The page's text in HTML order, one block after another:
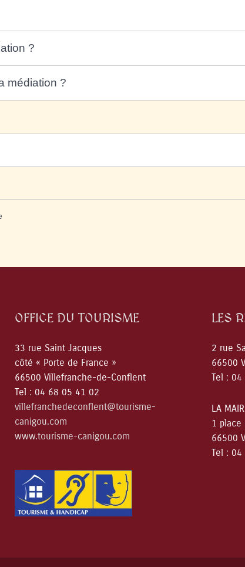
?
médiation ?
OFFICE DU TOURISME
33 rue Saint Jacques
côté « Porte de France »
66500 Villefranche-de-Conflent
Tel : 04 68 05 41 02
villefranchedeconflent@tourisme-
canigou.com
www.tourisme-canigou.com
LES
2 rue
66500
Tel :
LA
1 place
66500
Tel :